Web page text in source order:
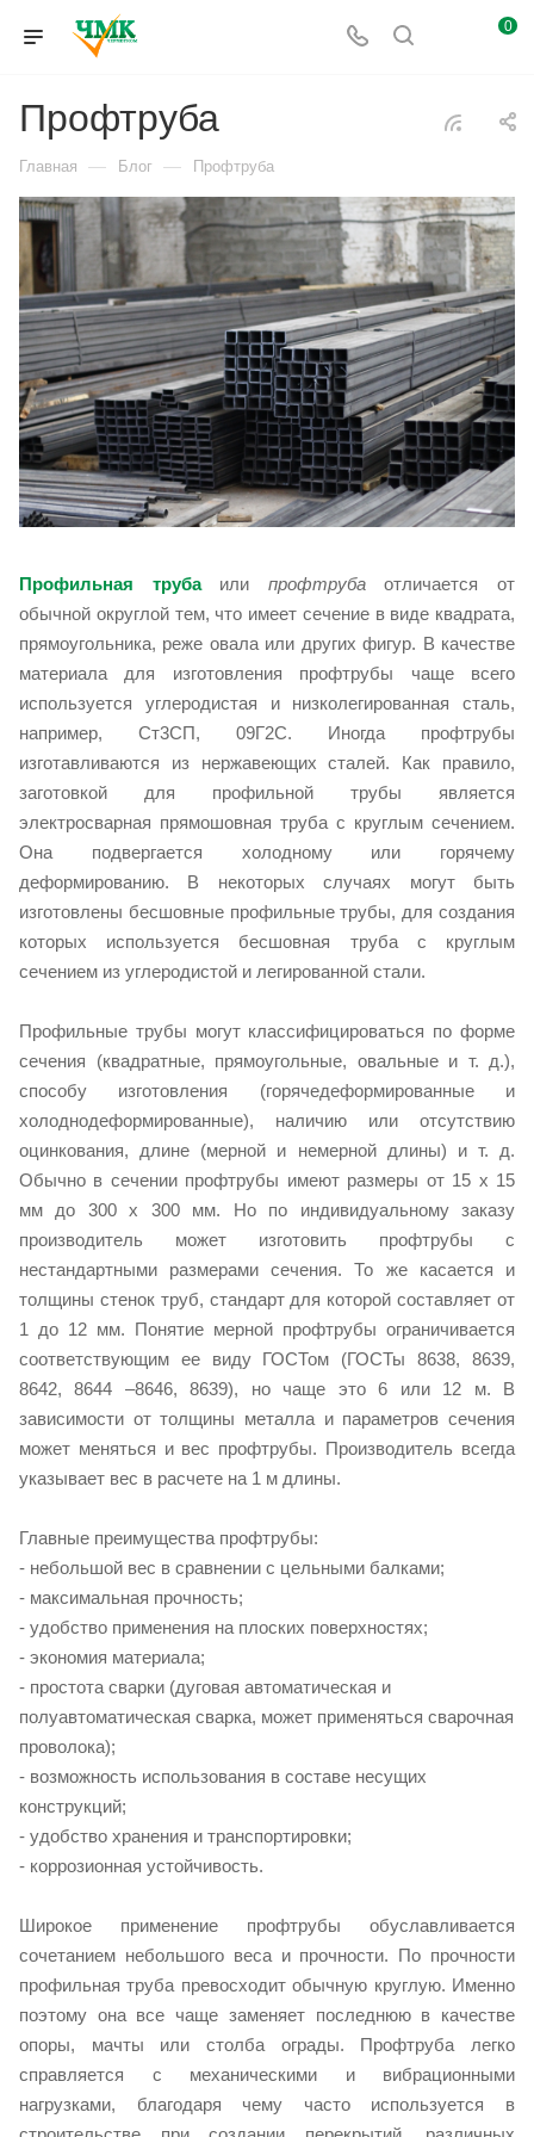
0
Профтруба
Главная — Блог — Профтруба
Профильная трубаили профтрубаотличается от
обычной округлой тем, что имеет сечение в виде квадрата,
прямоугольника, реже овала или других фигур. В качестве
материала для изготовления профтрубы чаще всего
используется углеродистая и низколегированная сталь,
например, Ст3СП, 09Г2С. Иногда профтрубы
изготавливаются из нержавеющих сталей. Как правило,
заготовкой для профильной трубы является
электросварная прямошовная труба с круглым сечением.
Она подвергается холодному или горячему
деформированию. В некоторых случаях могут быть
изготовлены бесшовные профильные трубы, для создания
которых используется бесшовная труба с круглым
сечением из углеродистой и легированной стали.
Профильные трубы могут классифицироваться по форме
сечения (квадратные, прямоугольные, овальные и т. д.),
способу изготовления (горячедеформированные и
холоднодеформированные), наличию или отсутствию
оцинкования, длине (мерной и немерной длины) и т. д.
Обычно в сечении профтрубы имеют размеры от 15 х 15
мм до 300 х 300 мм. Но по индивидуальному заказу
производитель может изготовить профтрубы с
нестандартными размерами сечения. То же касается и
толщины стенок труб, стандарт для которой составляет от
1 до 12 мм. Понятие мерной профтрубы ограничивается
соответствующим ее виду ГОСТом (ГОСТы 8638, 8639,
8642, 8644 –8646, 8639), но чаще это 6 или 12 м. В
зависимости от толщины металла и параметров сечения
может меняться и вес профтрубы. Производитель всегда
указывает вес в расчете на 1 м длины.
Главные преимущества профтрубы:
- небольшой вес в сравнении с цельными балками;
- максимальная прочность;
- удобство применения на плоских поверхностях;
- экономия материала;
- простота сварки (дуговая автоматическая и
полуавтоматическая сварка, может применяться сварочная
проволока);
- возможность использования в составе несущих
конструкций;
- удобство хранения и транспортировки;
- коррозионная устойчивость.
Широкое применение профтрубы обуславливается
сочетанием небольшого веса и прочности. По прочности
профильная труба превосходит обычную круглую. Именно
поэтому она все чаще заменяет последнюю в качестве
опоры, мачты или столба ограды. Профтруба легко
справляется с механическими и вибрационными
нагрузками, благодаря чему часто используется в